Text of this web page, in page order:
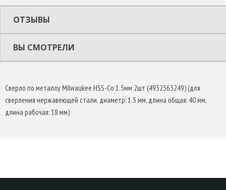
Цвет: бронза.
ОТЗЫВЫ
ВЫ СМОТРЕЛИ
Сверло по металлу Milwaukee HSS-Co 1.5мм 2шт (4932363249) (для
сверления нержавеющей стали, диаметр: 1.5 мм, длина общая: 40 мм,
длина рабочая: 18 мм)